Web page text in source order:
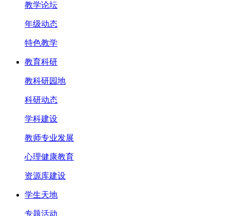
教学论坛
年级动态
特色教学
教育科研
教科研园地
科研动态
学科建设
教师专业发展
心理健康教育
资源库建设
学生天地
专题活动